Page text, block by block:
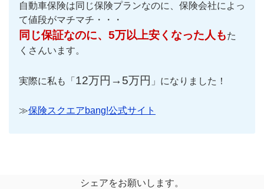
自動車保険は同じ保険プランなのに、保険会社によっ
て値段がマチマチ・・・
同じ保証なのに、5万以上安くなった人もた
くさんいます。
実際に私も「 12万円→5万円 」になりました！
≫保険スクエアbang!公式サイト
シェアをお願いします。